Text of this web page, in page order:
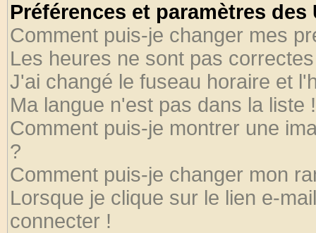
Préférences et paramètres
Comment puis-je changer mes
Les heures ne sont pas
J'ai changé le fuseau horaire et
Ma langue n'est pas dans la liste !
Comment puis-je montrer une
?
Comment puis-je changer mon
Lorsque je clique sur le lien e-
connecter !